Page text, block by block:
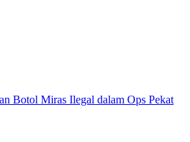
Botol Miras Ilegal dalam Ops Pekat